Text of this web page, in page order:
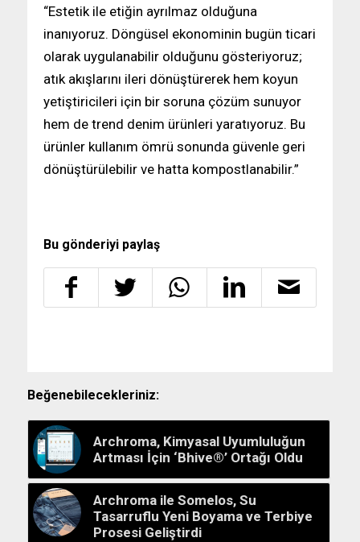
“Estetik ile etiğin ayrılmaz olduğuna
inanıyoruz. Döngüsel ekonominin bugün ticari
olarak uygulanabilir olduğunu gösteriyoruz;
atık akışlarını ileri dönüştürerek hem koyun
yetiştiricileri için bir soruna çözüm sunuyor
hem de trend denim ürünleri yaratıyoruz. Bu
ürünler kullanım ömrü sonunda güvenle geri
dönüştürülebilir ve hatta kompostlanabilir.”
Bu gönderiyi paylaş
Beğenebilecekleriniz:
Archroma, Kimyasal Uyumluluğun
Artması İçin ‘Bhive®’ Ortağı Oldu
Archroma ile Somelos, Su
Tasarruflu Yeni Boyama ve Terbiye
Prosesi Geliştirdi